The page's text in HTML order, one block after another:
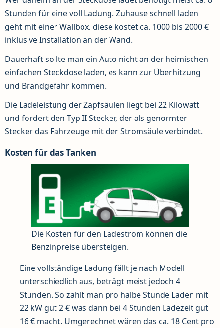
Stunden für eine voll Ladung. Zuhause schnell laden
geht mit einer Wallbox, diese kostet ca. 1000 bis 2000 €
inklusive Installation an der Wand.
Dauerhaft sollte man ein Auto nicht an der heimischen
einfachen Steckdose laden, es kann zur Überhitzung
und Brandgefahr kommen.
Die Ladeleistung der Zapfsäulen liegt bei 22 Kilowatt
und fordert den Typ II Stecker, der als genormter
Stecker das Fahrzeuge mit der Stromsäule verbindet.
Kosten für das Tanken
Die Kosten für den Ladestrom können die
Benzinpreise übersteigen.
Eine vollständige Ladung fällt je nach Modell
unterschiedlich aus, beträgt meist jedoch 4
Stunden. So zahlt man pro halbe Stunde Laden mit
22 kW gut 2 € was dann bei 4 Stunden Ladezeit gut
16 € macht. Umgerechnet wären das ca. 18 Cent pro